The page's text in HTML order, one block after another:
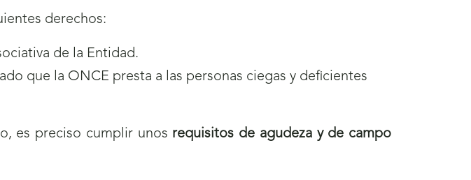
derechos:
de la Entidad.
que la ONCE presta a las personas ciegas y deficientes
es preciso cumplir unos requisitos de agudeza y de campo